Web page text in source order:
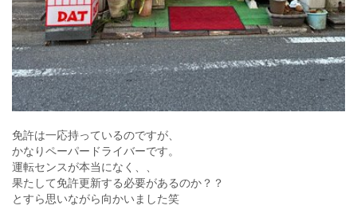
免許は一応持っているのですが、
かなりペーパードライバーです。
運転センスが本当になく、、
果たして免許更新する必要があるのか？？
とすら思いながら向かいました笑